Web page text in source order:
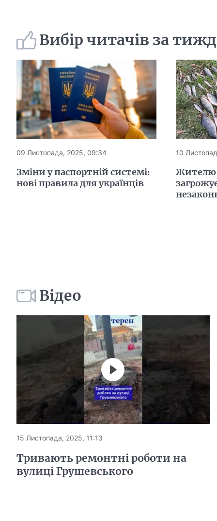
Вибір читачів за
09 Листопада, 2025, 09:34
Зміни у паспортній системі:
нові правила для українців
10
Жителю
Відео
15 Листопада, 2025, 11:13
Тривають ремонтні роботи на
вулиці Грушевського